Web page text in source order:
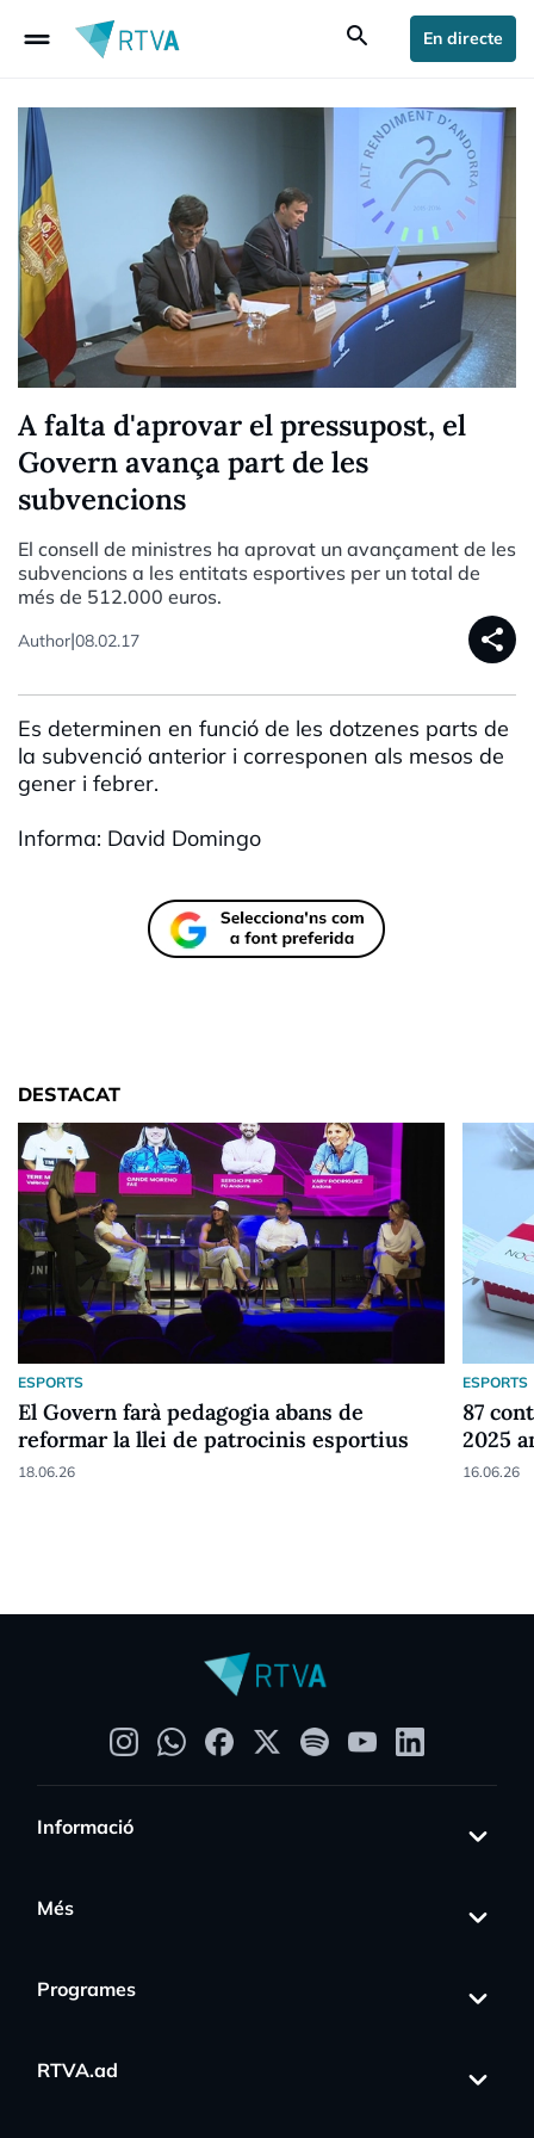
drag_handle search En directe
A falta d'aprovar el pressupost, el
Govern avança part de les
subvencions
El consell de ministres ha aprovat un avançament de les
subvencions a les entitats esportives per un total de
més de 512.000 euros.
Author|08.02.17 share
Es determinen en funció de les dotzenes parts de
la subvenció anterior i corresponen als mesos de
gener i febrer.
Informa: David Domingo
DESTACAT
ESPORTS
El Govern farà pedagogia abans de
reformar la llei de patrocinis esportius
18.06.26
ESPORTS
87
2025
16.06.26
Informació
Més
Programes
RTVA.ad